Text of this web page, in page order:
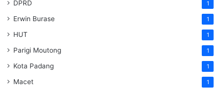
DPRD 1
Erwin Burase 1
HUT 1
Parigi Moutong 1
Kota Padang 1
Macet 1